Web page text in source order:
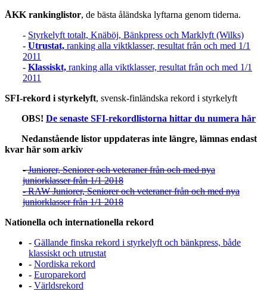
ÅKK rankinglistor, de bästa åländska lyftarna genom tiderna.
- Styrkelyft totalt, Knäböj, Bänkpress och Marklyft (Wilks)
- Utrustat, ranking alla viktklasser, resultat från och med 1/1
2011
- Klassiskt, ranking alla viktklasser, resultat från och med 1/1
2011
SFI-rekord i styrkelyft, svensk-finländska rekord i styrkelyft
OBS! De senaste SFI-rekordlistorna hittar du numera här
Nedanstående listor uppdateras inte längre, lämnas endast
kvar här som arkiv
-Juniorer, Seniorer och veteraner från och med nya
juniorklasser från 1/1 2018
- RAW Juniorer, Seniorer och veteraner från och med nya
juniorklasser från 1/1 2018
Nationella och internationella rekord
- Gällande finska rekord i styrkelyft och bänkpress, både
klassiskt och utrustat
- Nordiska rekord
- Europarekord
- Världsrekord